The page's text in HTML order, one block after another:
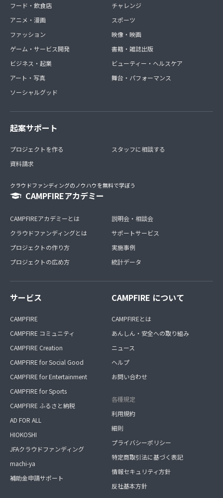
フード・飲食店
アニメ・漫画
ファッション
ゲーム・サービス開発
ビジネス・起業
アート・写真
ソーシャルグッド
チャレンジ
スポーツ
映像・映画
書籍・雑誌出版
ビューティー・ヘルスケア
舞台・パフォーマンス
起案サポート
プロジェクトを作る
資料請求
スタッフに相談する
クラウドファンディングのノウハウを無料で学ぼう
CAMPFIREアカデミー
CAMPFIREアカデミーとは
クラウドファンディングとは
プロジェクトの作り方
プロジェクトの広め方
説明会・相談会
サポートサービス
実施事例
統計データ
サービス
CAMPFIRE
CAMPFIRE コミュニティ
CAMPFIRE Creation
CAMPFIRE for Social Good
CAMPFIRE for Entertainment
CAMPFIRE for Sports
CAMPFIRE ふるさと納税
AD FOR ALL
HIOKOSHI
JFAクラウドファンディング
machi-ya
補助金申請サポート
CAMPFIRE について
CAMPFIREとは
あんしん・安全への取り組み
ニュース
ヘルプ
お問い合わせ
各種規定
利用規約
細則
プライバシーポリシー
特定商取引法に基づく表記
情報セキュリティ方針
反社基本方針